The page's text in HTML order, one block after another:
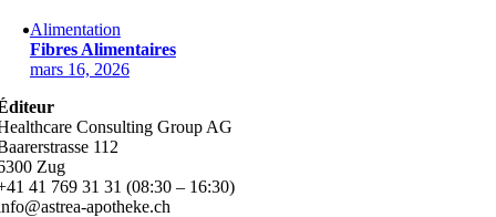
Alimentation
Fibres Alimentaires
mars 16, 2026
Consulting Group AG
112
Zug
41 769 31 31 (08:30 – 16:30)
apotheke.ch